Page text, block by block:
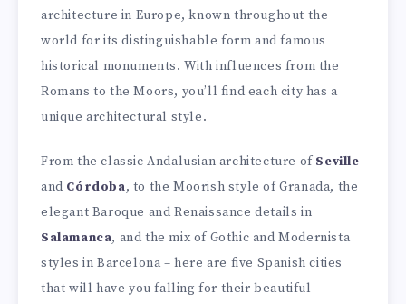
architecture in Europe, known throughout the
world for its distinguishable form and famous
historical monuments. With influences from the
Romans to the Moors, you’ll find each city has a
unique architectural style.
From the classic Andalusian architecture of Seville
and Córdoba, to the Moorish style of Granada, the
elegant Baroque and Renaissance details in
Salamanca, and the mix of Gothic and Modernista
styles in Barcelona – here are five Spanish cities
that will have you falling for their beautiful